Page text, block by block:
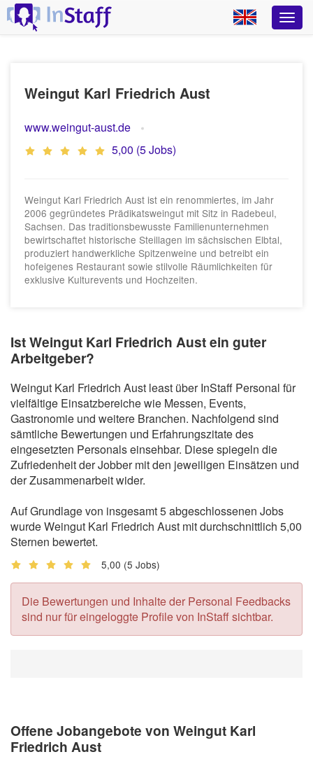
Weingut Karl Friedrich Aust
www.weingut-aust.de
5,00 (5 Jobs)
Weingut Karl Friedrich Aust ist ein renommiertes, im Jahr
2006 gegründetes Prädikatsweingut mit Sitz in Radebeul,
Sachsen. Das traditionsbewusste Familienunternehmen
bewirtschaftet historische Steillagen im sächsischen Elbtal,
produziert handwerkliche Spitzenweine und betreibt ein
hofeigenes Restaurant sowie stilvolle Räumlichkeiten für
exklusive Kulturevents und Hochzeiten.
Ist Weingut Karl Friedrich Aust ein guter
Arbeitgeber?
Weingut Karl Friedrich Aust least über InStaff Personal für
vielfältige Einsatzbereiche wie Messen, Events,
Gastronomie und weitere Branchen. Nachfolgend sind
sämtliche Bewertungen und Erfahrungszitate des
eingesetzten Personals einsehbar. Diese spiegeln die
Zufriedenheit der Jobber mit den jeweiligen Einsätzen und
der Zusammenarbeit wider.
Auf Grundlage von insgesamt 5 abgeschlossenen Jobs
wurde Weingut Karl Friedrich Aust mit durchschnittlich 5,00
Sternen bewertet.
5,00 (5 Jobs)
Die Bewertungen und Inhalte der Personal Feedbacks
sind nur für eingeloggte Profile von InStaff sichtbar.
Offene Jobangebote von Weingut Karl
Friedrich Aust